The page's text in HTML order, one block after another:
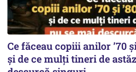
Ce făceau copiii anilor ’70
și de ce mulți tineri de